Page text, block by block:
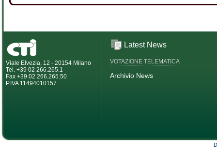
Viale Elvezia, 12 - 20154 Milano
Tel. +39 02 266.265.1
Fax +39 02 266.265.50
P.IVA 11494010157
Latest News
VOTAZIONE TELEMATICA
Archivio News